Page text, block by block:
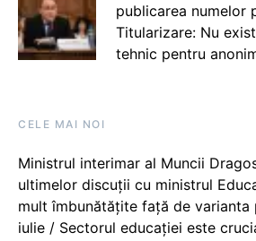
publicarea numelor
Titularizare: Nu
tehnic pentru
CELE MAI NOI
Ministrul interimar al Muncii
ultimelor discuții cu ministrul
mult îmbunătățite față de varianta
iulie / Sectorul educației este